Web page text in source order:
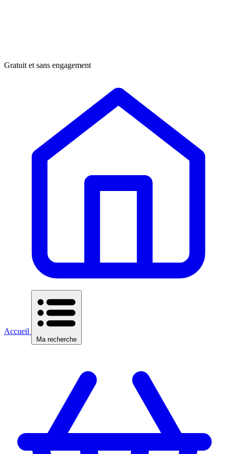
Gratuit et sans engagement
Accueil
Ma recherche